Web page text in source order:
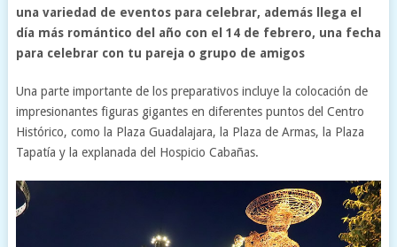
una variedad de eventos para celebrar, además llega el
día más romántico del año con el 14 de febrero, una fecha
para celebrar con tu pareja o grupo de amigos
Una parte importante de los preparativos incluye la colocación de
impresionantes figuras gigantes en diferentes puntos del Centro
Histórico, como la Plaza Guadalajara, la Plaza de Armas, la Plaza
Tapatía y la explanada del Hospicio Cabañas.